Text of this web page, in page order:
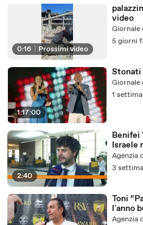
0:16 Prossimi video
video
Giornale
5 giorni
1:17:00
Stonati
Giornale
1
2:40
Benifei
Israele
Agenzia
3
Toni
l'anno
Agenzia